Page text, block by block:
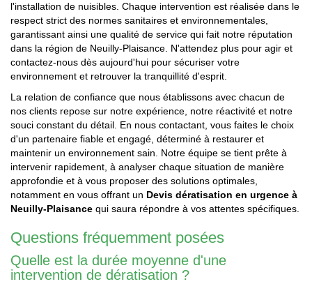
l'installation de nuisibles. Chaque intervention est réalisée dans le
respect strict des normes sanitaires et environnementales,
garantissant ainsi une qualité de service qui fait notre réputation
dans la région de Neuilly-Plaisance. N'attendez plus pour agir et
contactez-nous dès aujourd'hui pour sécuriser votre
environnement et retrouver la tranquillité d'esprit.
La relation de confiance que nous établissons avec chacun de
nos clients repose sur notre expérience, notre réactivité et notre
souci constant du détail. En nous contactant, vous faites le choix
d'un partenaire fiable et engagé, déterminé à restaurer et
maintenir un environnement sain. Notre équipe se tient prête à
intervenir rapidement, à analyser chaque situation de manière
approfondie et à vous proposer des solutions optimales,
notamment en vous offrant un Devis dératisation en urgence à
Neuilly-Plaisance qui saura répondre à vos attentes spécifiques.
Questions fréquemment posées
Quelle est la durée moyenne d'une
intervention de dératisation ?